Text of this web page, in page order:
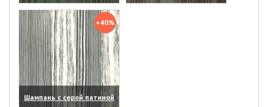
(увеличить)
(увеличить)
+40%
Шампань с серой патиной